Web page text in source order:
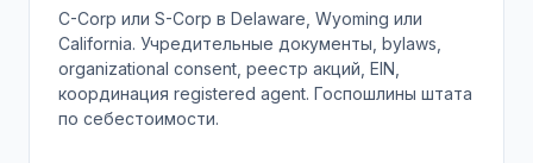
C-Corp или S-Corp в Delaware, Wyoming или
California. Учредительные документы, bylaws,
organizational consent, реестр акций, EIN,
координация registered agent. Госпошлины штата
по себестоимости.